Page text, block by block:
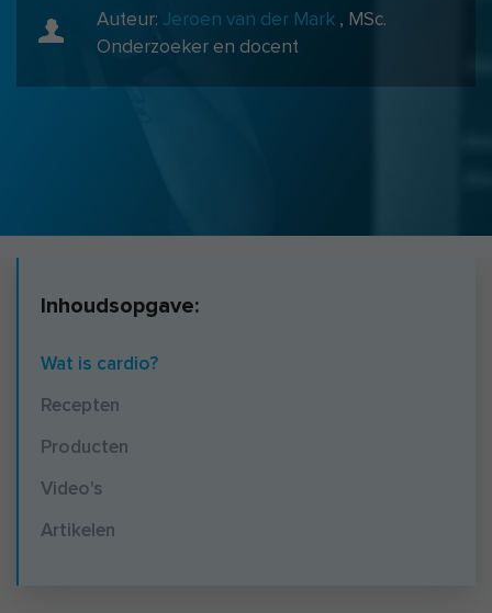
Auteur: Jeroen van der Mark , MSc.
Onderzoeker en docent
Inhoudsopgave:
Wat is cardio?
Recepten
Producten
Video's
Artikelen